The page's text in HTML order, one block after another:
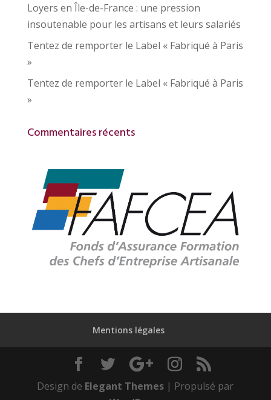
Loyers en Île-de-France : une pression
insoutenable pour les artisans et leurs salariés
Tentez de remporter le Label « Fabriqué à Paris
»
Tentez de remporter le Label « Fabriqué à Paris
»
Commentaires récents
Mentions légales
Design de Elegant Themes | Propulsé par